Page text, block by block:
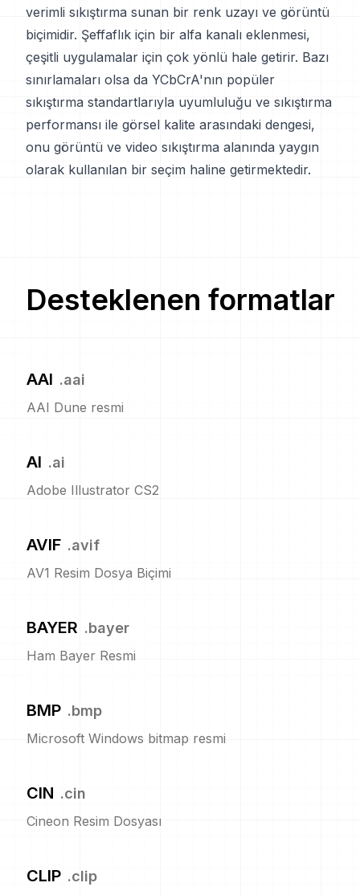
verimli sıkıştırma sunan bir renk uzayı ve görüntü
biçimidir. Şeffaflık için bir alfa kanalı eklenmesi,
çeşitli uygulamalar için çok yönlü hale getirir. Bazı
sınırlamaları olsa da YCbCrA'nın popüler
sıkıştırma standartlarıyla uyumluluğu ve sıkıştırma
performansı ile görsel kalite arasındaki dengesi,
onu görüntü ve video sıkıştırma alanında yaygın
olarak kullanılan bir seçim haline getirmektedir.
Desteklenen formatlar
AAI .aai
AAI Dune resmi
AI .ai
Adobe Illustrator CS2
AVIF .avif
AV1 Resim Dosya Biçimi
BAYER .bayer
Ham Bayer Resmi
BMP .bmp
Microsoft Windows bitmap resmi
CIN .cin
Cineon Resim Dosyası
CLIP .clip